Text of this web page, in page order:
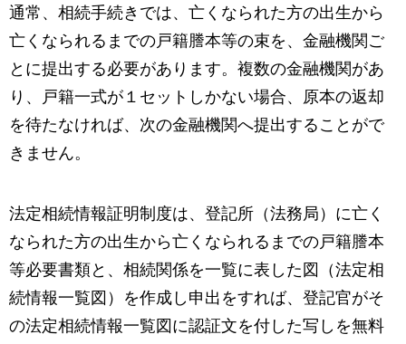
通常、相続手続きでは、亡くなられた方の出生から
亡くなられるまでの戸籍謄本等の束を、金融機関ご
とに提出する必要があります。複数の金融機関があ
り、戸籍一式が１セットしかない場合、原本の返却
を待たなければ、次の金融機関へ提出することがで
きません。
法定相続情報証明制度は、登記所（法務局）に亡く
なられた方の出生から亡くなられるまでの戸籍謄本
等必要書類と、相続関係を一覧に表した図（法定相
続情報一覧図）を作成し申出をすれば、登記官がそ
の法定相続情報一覧図に認証文を付した写しを無料